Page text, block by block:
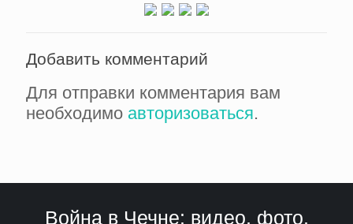
Добавить комментарий
Для отправки комментария вам
необходимо авторизоваться.
Война в Чечне: видео, фото,